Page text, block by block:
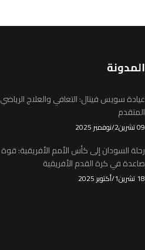
المدونة
عيادة سويس فيتال: التعافي والعلاج الرياضي
المتقدم
09 تشرين2/نوفمبر 2025
رحلة السودان إلى كأس الأمم الأفريقية: قوة
صاعدة في كرة القدم الأفريقية
18 تشرين1/أكتوير 2025